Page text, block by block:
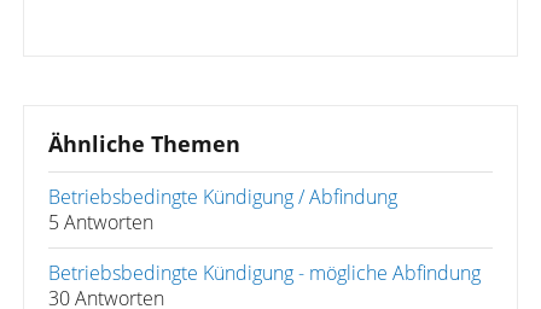
Ähnliche Themen
Betriebsbedingte Kündigung / Abfindung
5 Antworten
Betriebsbedingte Kündigung - mögliche Abfindung
30 Antworten